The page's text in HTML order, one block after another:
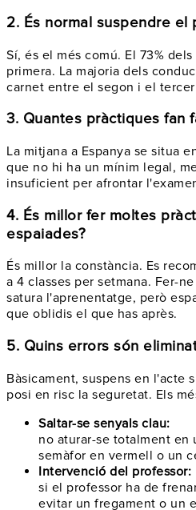
2. És normal suspendre el
Sí, és el més comú. El 73%
primera. La majoria dels
carnet entre el segon i el
3. Quantes pràctiques fan
La mitjana a Espanya se situa
que no hi ha un mínim legal,
insuficient per afrontar
4. És millor fer moltes
espaiades?
És millor la constància. Es
a 4 classes per setmana. Fer-
satura l'aprenentatge, però
que oblidis el que has après.
5. Quins errors són
Bàsicament, suspens en l'acte
posi en risc la seguretat. Els
Saltar-se senyals clau:
no aturar-se totalment en
semàfor en vermell o un
Intervenció del professor:
si el professor ha de
evitar un fregament o un